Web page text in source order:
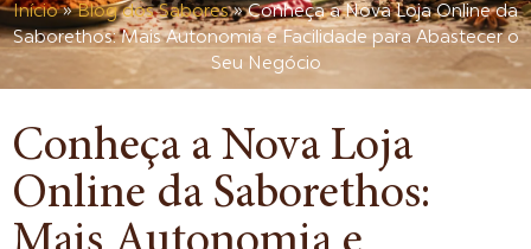
Início»Blog dos Sabores»Conheça a Nova Loja Online da
Saborethos: Mais Autonomia e Facilidade para Abastecer o
Seu Negócio
Conheça a Nova Loja
Online da Saborethos: